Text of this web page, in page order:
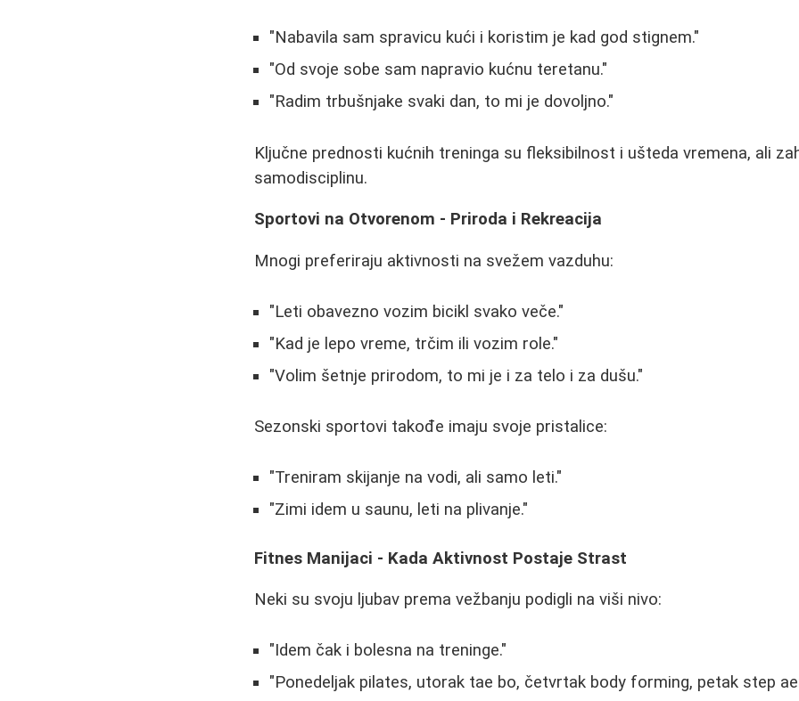
"Nabavila sam spravicu kući i koristim je kad god stignem."
"Od svoje sobe sam napravio kućnu teretanu."
"Radim trbušnjake svaki dan, to mi je dovoljno."
Ključne prednosti kućnih treninga su fleksibilnost i ušteda vremena, ali
samodisciplinu.
Sportovi na Otvorenom - Priroda i Rekreacija
Mnogi preferiraju aktivnosti na svežem vazduhu:
"Leti obavezno vozim bicikl svako veče."
"Kad je lepo vreme, trčim ili vozim role."
"Volim šetnje prirodom, to mi je i za telo i za dušu."
Sezonski sportovi takođe imaju svoje pristalice:
"Treniram skijanje na vodi, ali samo leti."
"Zimi idem u saunu, leti na plivanje."
Fitnes Manijaci - Kada Aktivnost Postaje Strast
Neki su svoju ljubav prema vežbanju podigli na viši nivo:
"Idem čak i bolesna na treninge."
"Ponedeljak pilates, utorak tae bo, četvrtak body forming, petak step